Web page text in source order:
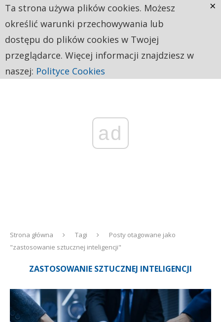
ad
Strona główna Tagi
Posty otagowane jako
"zastosowanie sztucznej inteligencji"
ZASTOSOWANIE SZTUCZNEJ INTELIGENCJI
Ta strona używa plików cookies. Możesz
określić warunki przechowywania lub
dostępu do plików cookies w Twojej
przeglądarce. Więcej informacji znajdziesz w
naszej: Polityce Cookies
×